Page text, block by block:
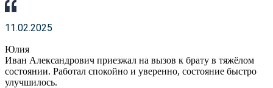
11.02.2025
Юлия
Иван Александрович приезжал на вызов к брату в тяжёлом
состоянии. Работал спокойно и уверенно, состояние быстро
улучшилось.